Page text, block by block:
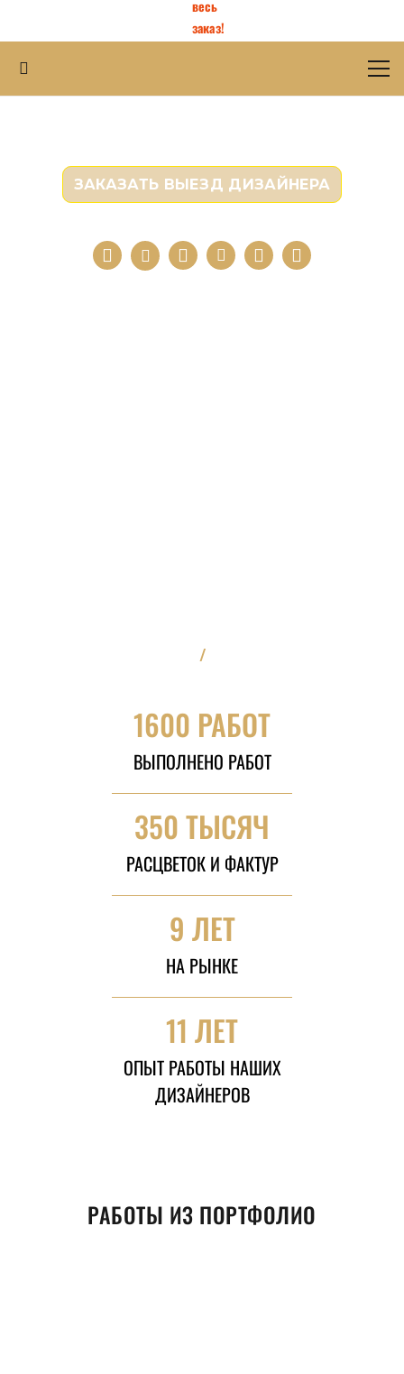
весь
заказ!
ЗАКАЗАТЬ ВЫЕЗД ДИЗАЙНЕРА
/
1600 РАБОТ
ВЫПОЛНЕНО РАБОТ
350 ТЫСЯЧ
РАСЦВЕТОК И ФАКТУР
9 ЛЕТ
НА РЫНКЕ
11 ЛЕТ
ОПЫТ РАБОТЫ НАШИХ
ДИЗАЙНЕРОВ
РАБОТЫ ИЗ ПОРТФОЛИО